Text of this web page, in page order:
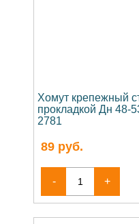
Хомут крепежный
прокладкой Дн 48-
2781
89 руб.
- +